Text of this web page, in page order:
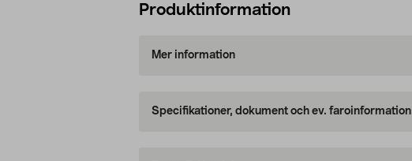
Produktinformation
Mer information
Specifikationer, dokument och ev. faroinformation